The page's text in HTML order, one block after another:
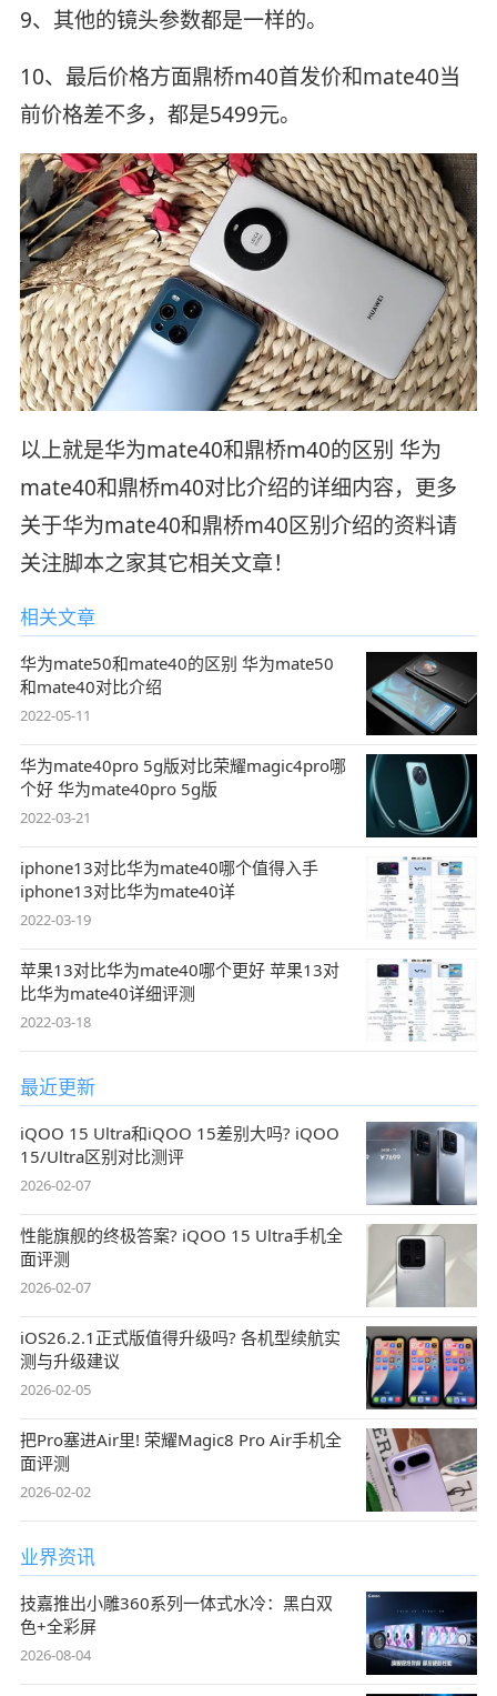
9、其他的镜头参数都是一样的。
10、最后价格方面鼎桥m40首发价和mate40当
前价格差不多，都是5499元。
以上就是华为mate40和鼎桥m40的区别 华为
mate40和鼎桥m40对比介绍的详细内容，更多
关于华为mate40和鼎桥m40区别介绍的资料请
关注脚本之家其它相关文章！
相关文章
华为mate50和mate40的区别 华为mate50
和mate40对比介绍
2022-05-11
华为mate40pro 5g版对比荣耀magic4pro哪
个好 华为mate40pro 5g版
2022-03-21
iphone13对比华为mate40哪个值得入手
iphone13对比华为mate40详
2022-03-19
苹果13对比华为mate40哪个更好 苹果13对
比华为mate40详细评测
2022-03-18
最近更新
iQOO 15 Ultra和iQOO 15差别大吗? iQOO
15/Ultra区别对比测评
2026-02-07
性能旗舰的终极答案? iQOO 15 Ultra手机全
面评测
2026-02-07
iOS26.2.1正式版值得升级吗? 各机型续航实
测与升级建议
2026-02-05
把Pro塞进Air里! 荣耀Magic8 Pro Air手机全
面评测
2026-02-02
业界资讯
技嘉推出小雕360系列一体式水冷：黑白双
色+全彩屏
2026-08-04